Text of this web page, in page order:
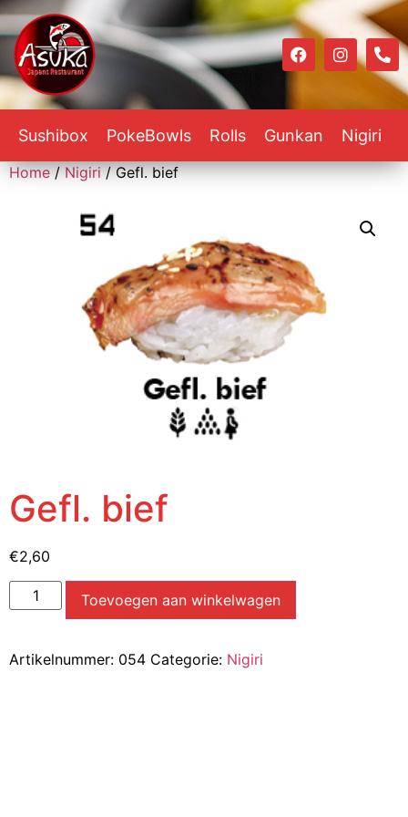
Sushibox PokeBowls Rolls Gunkan Nigiri
Home/Nigiri/ Gefl. bief
Gefl. bief
€2,60
Toevoegen aan winkelwagen
Artikelnummer: 054 Categorie: Nigiri